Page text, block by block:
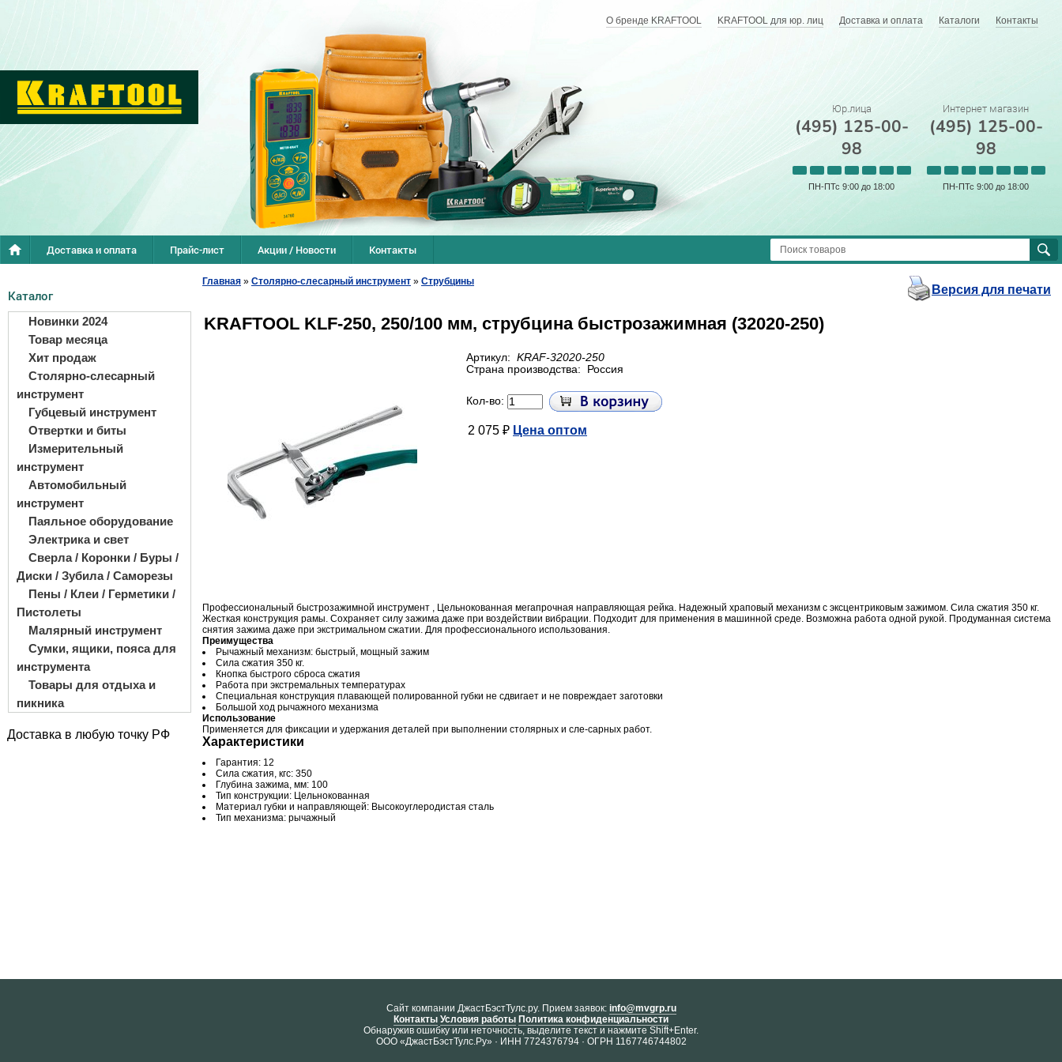
О бренде KRAFTOOL KRAFTOOL для юр. лиц Доставка и оплата Каталоги Контакты
Юр.лица
(495) 125-00-
98
ПН-ПТс 9:00 до 18:00
Интернет магазин
(495) 125-00-
98
ПН-ПТс 9:00 до 18:00
Доставка и оплата Прайс-лист Акции / Новости Контакты
Каталог
Новинки 2024
Товар месяца
Хит продаж
Столярно-слесарный
инструмент
Губцевый инструмент
Отвертки и биты
Измерительный
инструмент
Автомобильный
инструмент
Паяльное оборудование
Электрика и свет
Сверла / Коронки / Буры /
Диски / Зубила / Саморезы
Пены / Клеи / Герметики /
Пистолеты
Малярный инструмент
Сумки, ящики, пояса для
инструмента
Товары для отдыха и
пикника
Доставка в любую точку РФ
Главная » Столярно-слесарный инструмент » Струбцины
Версия для печати
KRAFTOOL KLF-250, 250/100 мм, струбцина быстрозажимная (32020-250)
Артикул: KRAF-32020-250
Страна производства:
Россия
Кол-во:
2 075 ₽ Цена оптом
Профессиональный быстрозажимной инструмент , Цельнокованная мегапрочная направляющая рейка. Надежный храповый механизм с эксцентриковым зажимом. Сила сжатия 350 кг.
Жесткая конструкция рамы. Сохраняет силу зажима даже при воздействии вибрации. Подходит для применения в машинной среде. Возможна работа одной рукой. Продуманная система
снятия зажима даже при экстримальном сжатии. Для профессионального использования.
Преимущества
Рычажный механизм: быстрый, мощный зажим
Сила сжатия 350 кг.
Кнопка быстрого сброса сжатия
Работа при экстремальных температурах
Специальная конструкция плавающей полированной губки не сдвигает и не повреждает заготовки
Большой ход рычажного механизма
Использование
Применяется для фиксации и удержания деталей при выполнении столярных и сле-сарных работ.
Характеристики
Гарантия: 12
Сила сжатия, кгс: 350
Глубина зажима, мм: 100
Тип конструкции: Цельнокованная
Материал губки и направляющей: Высокоуглеродистая сталь
Тип механизма: рычажный
Cайт компании ДжастБэстТулс.ру. Прием заявок: info@mvgrp.ru
Контакты Условия работы Политика конфиденциальности
Обнаружив ошибку или неточность, выделите текст и нажмите Shift+Enter.
ООО «ДжастБэстТулс.Ру» · ИНН 7724376794 · ОГРН 1167746744802